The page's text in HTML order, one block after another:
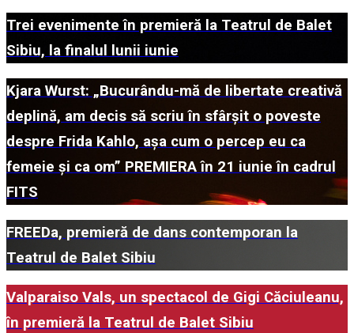
Trei evenimente în premieră la Teatrul de Balet
Sibiu, la finalul lunii iunie
Kjara Wurst: „Bucurându-mă de libertate creativă
deplină, am decis să scriu în sfârșit o poveste
despre Frida Kahlo, așa cum o percep eu ca
femeie și ca om” PREMIERA în 21 iunie în cadrul
FITS
FREEDa, premieră de dans contemporan la
Teatrul de Balet Sibiu
Valparaiso Vals, un spectacol de Gigi Căciuleanu,
în premieră la Teatrul de Balet Sibiu